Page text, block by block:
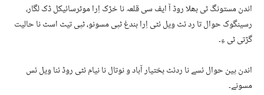
اندن مستونگ ٹی بھلا روڈ آ ایف سی قلعہ نا خڑک اِرا موٹرسائیکل ڈک لگار،
رسینگوک حوال تا رد ئٹ ویل ئٹی اِرا بندغ ٹپی مسونو، ٹپی تیٹ اسٹ نا حالیت
گڑتی ٹی ءِ۔
اندن پین حوال ئسے نا ردئٹ بختیار آباد و نوتال نا نیام ئٹی روڈ ئنا ویل ئس
مسونے۔